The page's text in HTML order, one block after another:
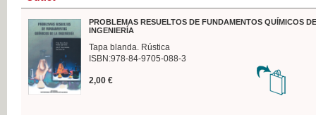
PROBLEMAS RESUELTOS DE FUNDAMENTOS QUÍMICOS
INGENIERÍA
Tapa blanda. Rústica
ISBN:978-84-9705-088-3
2,00 €